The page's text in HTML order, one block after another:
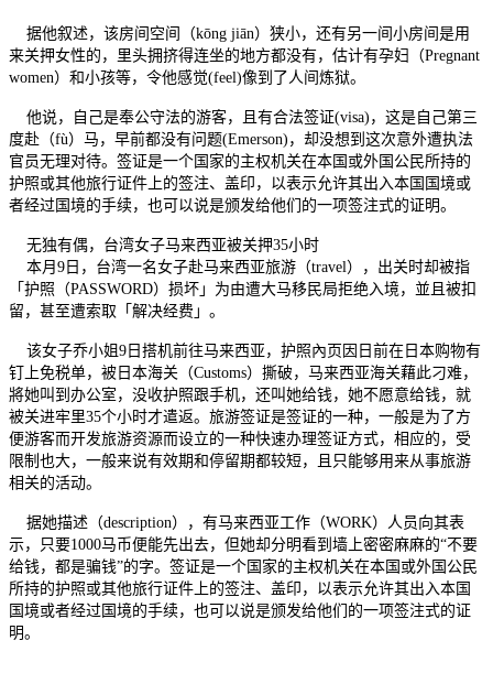
据他叙述，该房间空间（kōng jiān）狭小，还有另一间小房间是用
来关押女性的，里头拥挤得连坐的地方都没有，估计有孕妇（Pregnant
women）和小孩等，令他感觉(feel)像到了人间炼狱。
他说，自己是奉公守法的游客，且有合法签证(visa)，这是自己第三
度赴（fù）马，早前都没有问题(Emerson)，却没想到这次意外遭执法
官员无理对待。签证是一个国家的主权机关在本国或外国公民所持的
护照或其他旅行证件上的签注、盖印，以表示允许其出入本国国境或
者经过国境的手续，也可以说是颁发给他们的一项签注式的证明。
无独有偶，台湾女子马来西亚被关押35小时
本月9日，台湾一名女子赴马来西亚旅游（travel），出关时却被指
「护照（PASSWORD）损坏」为由遭大马移民局拒绝入境，並且被扣
留，甚至遭索取「解决经费」。
该女子乔小姐9日搭机前往马来西亚，护照內页因日前在日本购物有
钉上免税单，被日本海关（Customs）撕破，马来西亚海关藉此刁难，
將她叫到办公室，没收护照跟手机，还叫她给钱，她不愿意给钱，就
被关进牢里35个小时才遣返。旅游签证是签证的一种，一般是为了方
便游客而开发旅游资源而设立的一种快速办理签证方式，相应的，受
限制也大，一般来说有效期和停留期都较短，且只能够用来从事旅游
相关的活动。
据她描述（description），有马来西亚工作（WORK）人员向其表
示，只要1000马币便能先出去，但她却分明看到墙上密密麻麻的“不要
给钱，都是骗钱”的字。签证是一个国家的主权机关在本国或外国公民
所持的护照或其他旅行证件上的签注、盖印，以表示允许其出入本国
国境或者经过国境的手续，也可以说是颁发给他们的一项签注式的证
明。